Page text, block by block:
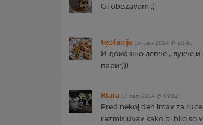
Gi obozavam :)
teofanija 16 сеп 2014 @ 20:45
И домашно лепче , лукче и
пари:)))
Klara 17 сеп 2014 @ 09:12
Pred nekoj den imav za
razmisluvav kako bi bilo so